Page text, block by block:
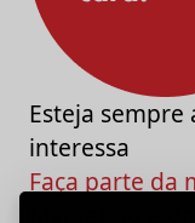
Esteja
interessa
Faça parte da